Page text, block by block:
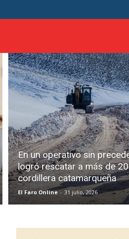
En un operativo sin
logró rescatar a más de
cordillera catamarqueña
El Faro Online - 31 julio, 2026